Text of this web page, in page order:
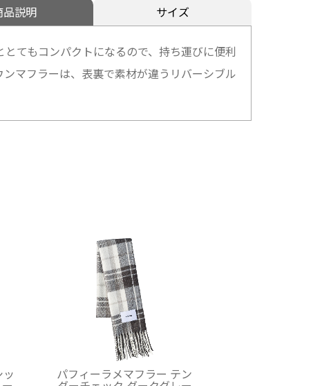
品説明 サイズ
とてもコンパクトになるので、持ち運びに便利
ンマフラーは、表裏で素材が違うリバーシブル
パフィーラメマフラー テン